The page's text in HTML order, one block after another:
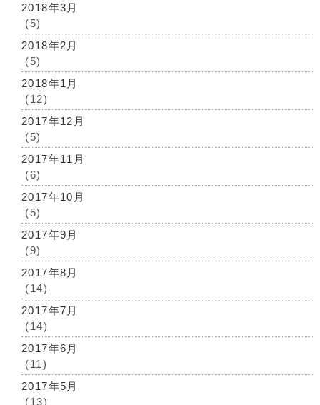
2018年3月
(5)
2018年2月
(5)
2018年1月
(12)
2017年12月
(5)
2017年11月
(6)
2017年10月
(5)
2017年9月
(9)
2017年8月
(14)
2017年7月
(14)
2017年6月
(11)
2017年5月
(13)